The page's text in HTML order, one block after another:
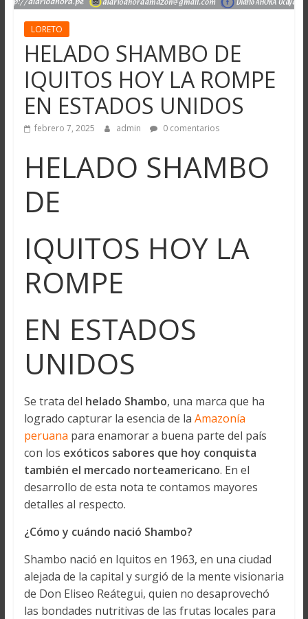
LORETO
HELADO SHAMBO DE
IQUITOS HOY LA ROMPE
EN ESTADOS UNIDOS
febrero 7, 2025 admin 0 comentarios
HELADO SHAMBO
DE
IQUITOS HOY LA
ROMPE
EN ESTADOS
UNIDOS
Se trata del helado Shambo, una marca que ha
logrado capturar la esencia de la Amazonía
peruana para enamorar a buena parte del país
con los exóticos sabores que hoy conquista
también el mercado norteamericano. En el
desarrollo de esta nota te contamos mayores
detalles al respecto.
¿Cómo y cuándo nació Shambo?
Shambo nació en Iquitos en 1963, en una ciudad
alejada de la capital y surgió de la mente visionaria
de Don Eliseo Reátegui, quien no desaprovechó
las bondades nutritivas de las frutas locales para